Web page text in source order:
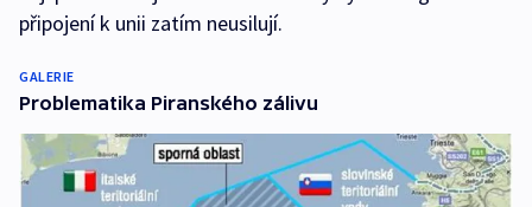
připojení k unii zatím neusilují.
GALERIE
Problematika Piranského zálivu